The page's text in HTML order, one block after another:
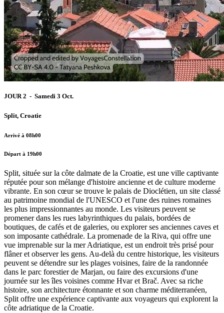
JOUR 2 - Samedi 3 Oct.
Split, Croatie
Arrivé à 08h00
Départ à 19h00
Split, située sur la côte dalmate de la Croatie, est une ville captivante
réputée pour son mélange d'histoire ancienne et de culture moderne
vibrante. En son cœur se trouve le palais de Dioclétien, un site classé
au patrimoine mondial de l'UNESCO et l'une des ruines romaines
les plus impressionnantes au monde. Les visiteurs peuvent se
promener dans les rues labyrinthiques du palais, bordées de
boutiques, de cafés et de galeries, ou explorer ses anciennes caves et
son imposante cathédrale. La promenade de la Riva, qui offre une
vue imprenable sur la mer Adriatique, est un endroit très prisé pour
flâner et observer les gens. Au-delà du centre historique, les visiteurs
peuvent se détendre sur les plages voisines, faire de la randonnée
dans le parc forestier de Marjan, ou faire des excursions d'une
journée sur les îles voisines comme Hvar et Brač. Avec sa riche
histoire, son architecture étonnante et son charme méditerranéen,
Split offre une expérience captivante aux voyageurs qui explorent la
côte adriatique de la Croatie.